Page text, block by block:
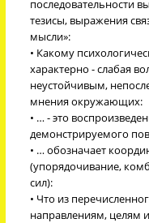
последовательности
тезисы, выражения
мысли»:
• Какому
характерно - слабая
неустойчивым,
мнения окружающих:
• … - это
демонстрируемого
• … обозначает
(упорядочивание,
сил):
• Что из
направлениям, целям